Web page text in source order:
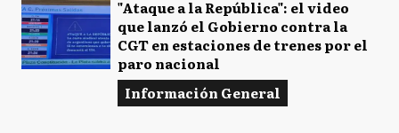
"Ataque a la República": el video
que lanzó el Gobierno contra la
CGT en estaciones de trenes por el
paro nacional
Información General